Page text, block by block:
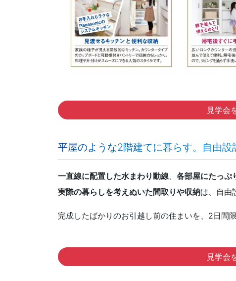
見学会
平屋のような2階建てに暮らす。自由設
一直線に配置した水まわり動線 各部屋にたっぷ
実際の暮らしを考えぬいた間取りや収納は、自由
完成したばかりのお引越し前の住まいを、2日間
見学会